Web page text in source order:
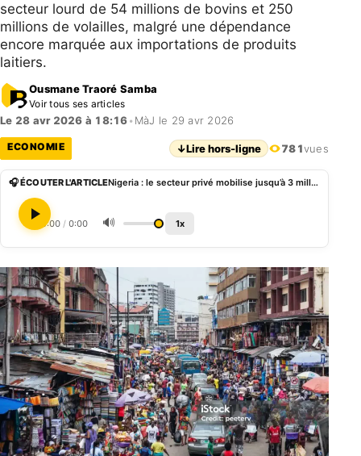
secteur lourd de 54 millions de bovins et 250
millions de volailles, malgré une dépendance
encore marquée aux importations de produits
laitiers.
Ousmane Traoré Samba
Voir tous ses articles
Le 28 avr 2026 à 18:16• MàJ le 29 avr 2026
ECONOMIE ↓Lire hors-ligne 781vues
🎧 ÉCOUTER L'ARTICLE Nigeria : le secteur privé mobilise jusqu’à 3 milliards USD pour transformer l’élevage
0:00 / 0:00 🔊 1x